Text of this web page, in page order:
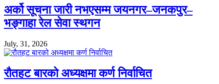
अर्को सूचना जारी नभएसम्म जयनगर–जनकपुर–
भङ्गाहा रेल सेवा स्थगन
July, 31, 2026
रौतहट बारको अध्यक्षमा कर्ण निर्वाचित